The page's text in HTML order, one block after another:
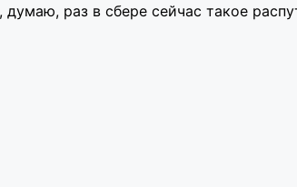
думаю, раз в сбере сейчас такое